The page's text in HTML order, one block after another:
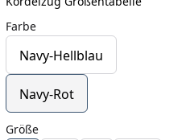
Farbe
Navy-Hellblau
Navy-Rot
Größe